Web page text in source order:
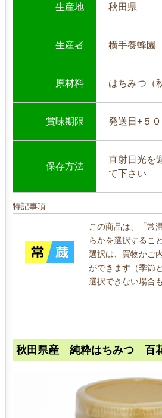
生産地 秋田県
生産者 横手養蜂園
原材料 はちみつ（
賞味期限 発送日+５
保存方法
直射日光を
て下さい
特記事項
この商品は、「常
らかを選択するこ
選択は、買物かご
ができます（季節
選択できない場合
秋田県産 純粋はちみつ 百